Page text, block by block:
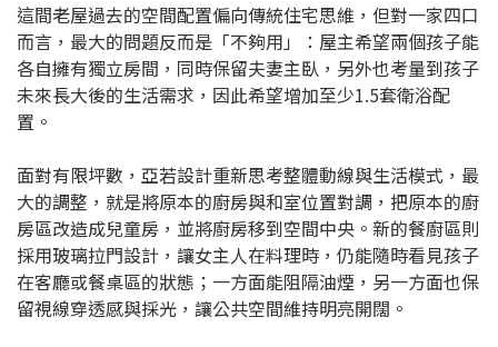
這間老屋過去的空間配置偏向傳統住宅思維，但對一家四口
而言，最大的問題反而是「不夠用」：屋主希望兩個孩子能
各自擁有獨立房間，同時保留夫妻主臥，另外也考量到孩子
未來長大後的生活需求，因此希望增加至少1.5套衛浴配
置。
面對有限坪數，亞若設計重新思考整體動線與生活模式，最
大的調整，就是將原本的廚房與和室位置對調，把原本的廚
房區改造成兒童房，並將廚房移到空間中央。新的餐廚區則
採用玻璃拉門設計，讓女主人在料理時，仍能隨時看見孩子
在客廳或餐桌區的狀態；一方面能阻隔油煙，另一方面也保
留視線穿透感與採光，讓公共空間維持明亮開闊。